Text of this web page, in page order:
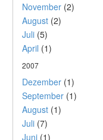
November (2)
August (2)
Juli (5)
April (1)
2007
Dezember (1)
September (1)
August (1)
Juli (7)
Juni (1)